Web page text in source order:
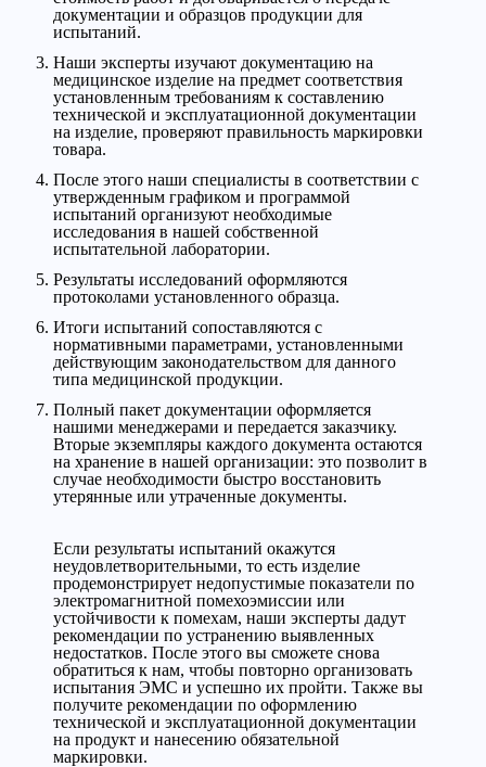
документации и образцов продукции для
испытаний.
Наши эксперты изучают документацию на
медицинское изделие на предмет соответствия
установленным требованиям к составлению
технической и эксплуатационной документации
на изделие, проверяют правильность маркировки
товара.
После этого наши специалисты в соответствии с
утвержденным графиком и программой
испытаний организуют необходимые
исследования в нашей собственной
испытательной лаборатории.
Результаты исследований оформляются
протоколами установленного образца.
Итоги испытаний сопоставляются с
нормативными параметрами, установленными
действующим законодательством для данного
типа медицинской продукции.
Полный пакет документации оформляется
нашими менеджерами и передается заказчику.
Вторые экземпляры каждого документа остаются
на хранение в нашей организации: это позволит в
случае необходимости быстро восстановить
утерянные или утраченные документы.
Если результаты испытаний окажутся
неудовлетворительными, то есть изделие
продемонстрирует недопустимые показатели по
электромагнитной помехоэмиссии или
устойчивости к помехам, наши эксперты дадут
рекомендации по устранению выявленных
недостатков. После этого вы сможете снова
обратиться к нам, чтобы повторно организовать
испытания ЭМС и успешно их пройти. Также вы
получите рекомендации по оформлению
технической и эксплуатационной документации
на продукт и нанесению обязательной
маркировки.